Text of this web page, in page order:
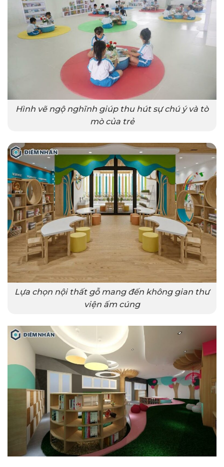
Hình vẽ ngộ nghĩnh giúp thu hút sự chú ý và tò
mò của trẻ
Lựa chọn nội thất gỗ mang đến không gian thư
viện ấm cúng